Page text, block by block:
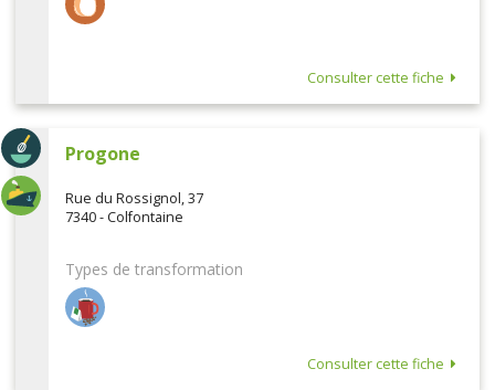
Consulter cette fiche
Progone
Rue du Rossignol, 37
7340 - Colfontaine
Types de transformation
Consulter cette fiche